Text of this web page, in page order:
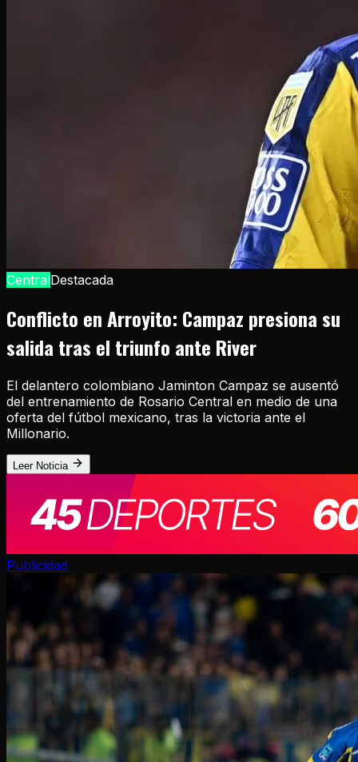
CentralDestacada
Conflicto en Arroyito: Campaz presiona su
salida tras el triunfo ante River
El delantero colombiano Jaminton Campaz se ausentó
del entrenamiento de Rosario Central en medio de una
oferta del fútbol mexicano, tras la victoria ante el
Millonario.
Leer Noticia
Publicidad